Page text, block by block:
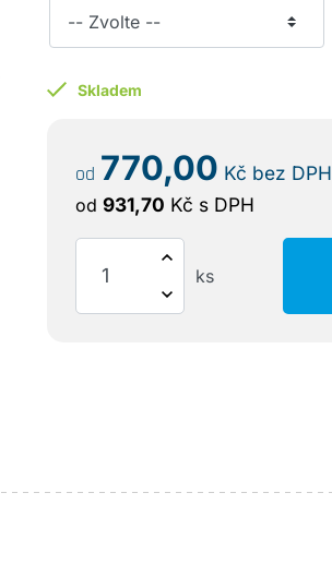
Skladem
od 770,00 Kč bez DPH
od 931,70 Kč s DPH
ks